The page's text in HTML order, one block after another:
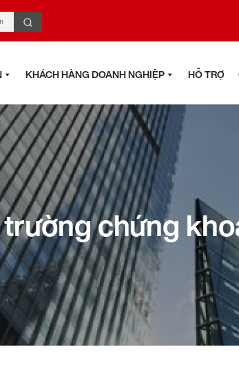
KHÁCH HÀNG DOANH NGHIỆP HỖ TRỢ
chứng